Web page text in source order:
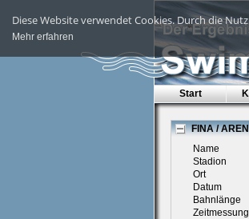
Diese Website verwendet Cookies. Durch die
Mehr erfahren
Start
FINA /
Name
Stadion
Ort
Datum
Bahnlänge
Zeitmessung